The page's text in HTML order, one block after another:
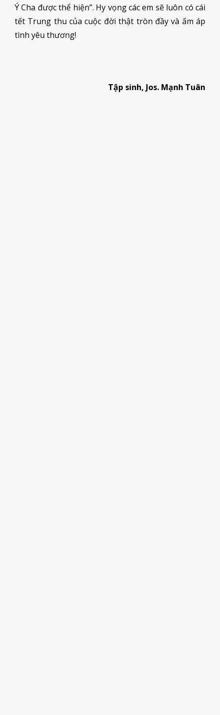
Ý Cha được thể hiện”. Hy vọng các em sẽ luôn có cái
tết Trung thu của cuộc đời thật tròn đầy và ấm áp
tình yêu thương!
Tập sinh, Jos. Mạnh Tuân